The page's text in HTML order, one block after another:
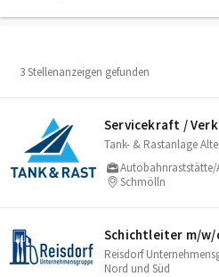
3 Stellenanzeigen gefunden
Servicekraft /​
Tank- & Rastanlage
Schmölln
Schichtleiter m/​w/​
Reisdorf
Nord und Süd